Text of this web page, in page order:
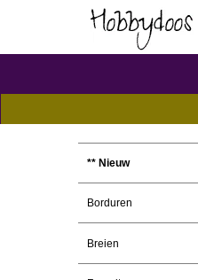
** Nieuw
Borduren
Breien